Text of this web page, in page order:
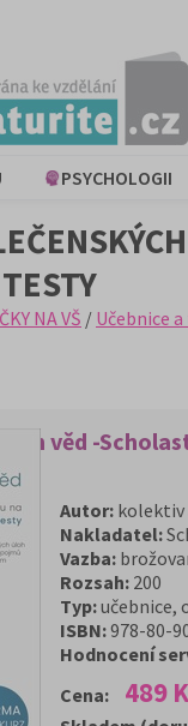
PSYCHOLOGII
NA VŠ / Učebnice
věd -
Autor:
Nakladatel:
Vazba:
Rozsah: 200
Typ:učebnice,
ISBN:978-80-
Hodnocení
Cena: 489